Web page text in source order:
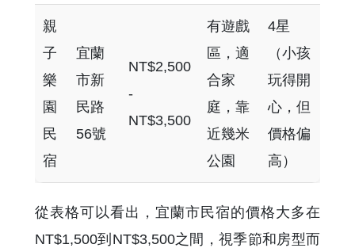
親
子
樂
園
民
宿
宜蘭
市新
民路
56號
NT$2,500
-
NT$3,500
有遊戲
區，適
合家
庭，靠
近幾米
公園
4星
（小孩
玩得開
心，但
價格偏
高）
從表格可以看出，宜蘭市民宿的價格大多在
NT$1,500到NT$3,500之間，視季節和房型而